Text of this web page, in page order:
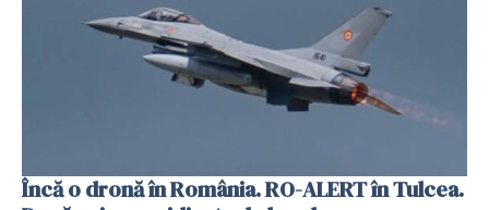
Încă o dronă în România. RO-ALERT în Tulcea.